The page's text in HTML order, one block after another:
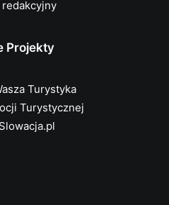
redakcyjny
Projekty
Turystyka
Turystycznej